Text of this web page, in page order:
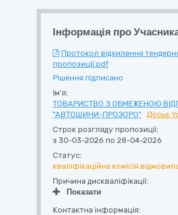
Інформація про
Протокол відхилення
пропозиції.pdf
Рішення підписано
Ім'я:
ТОВАРИСТВО З ОБМЕЖЕНОЮ
"АВТОШИНИ-ПРОЗОРО"
Досьє
Строк розгляду пропозиції:
з 30-03-2026 по 28-04-2026
Статус:
кваліфікаційна комісія
Причина дискваліфікації:
Показати
Контактна інформація: